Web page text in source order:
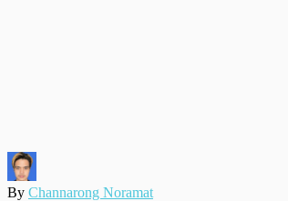
By Channarong Noramat